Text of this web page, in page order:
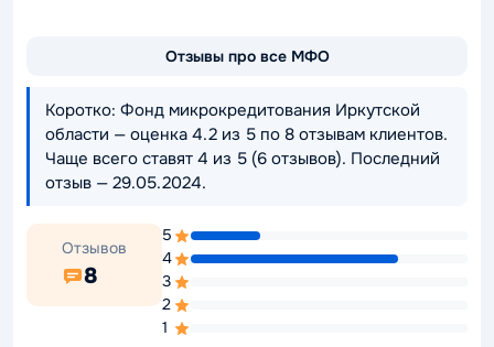
Отзывы про все МФО
Коротко: Фонд микрокредитования Иркутской
области — оценка 4.2 из 5 по 8 отзывам клиентов.
Чаще всего ставят 4 из 5 (6 отзывов). Последний
отзыв — 29.05.2024.
Отзывов
8
5
4
3
2
1